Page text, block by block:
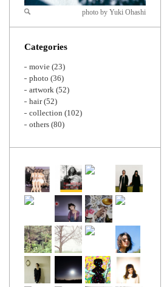
Zoom
photo by Yuki Ohashi
Categories
movie (23)
photo (36)
artwork (52)
hair(52)
collection (102)
others (80)